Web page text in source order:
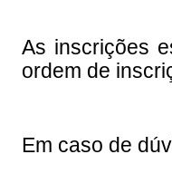
As inscrições
ordem de
Em caso de